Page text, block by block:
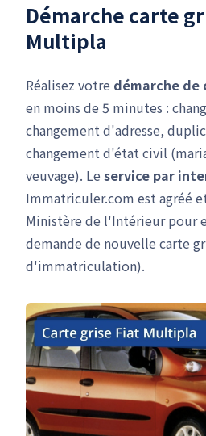
Démarche carte
Multipla
Réalisez votre démarche de
en moins de 5 minutes :
changement d'adresse,
changement d'état civil
veuvage). Le service par
Immatriculer.com est agréé
Ministère de l'Intérieur pour
demande de nouvelle carte
d'immatriculation).